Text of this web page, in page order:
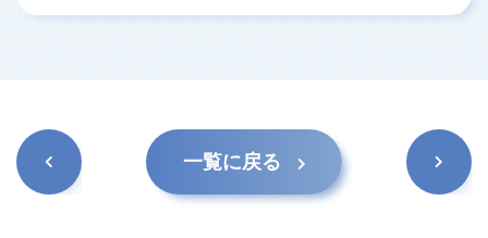
前の記
事
一覧に戻る
次の記
事